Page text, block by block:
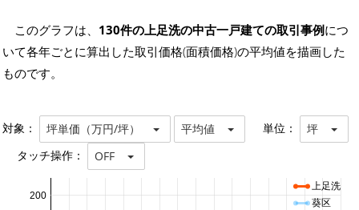
このグラフは、 130件の上足洗の中古一戸建ての取引事例につ
いて各年ごとに算出した取引価格(面積価格)の平均値を描画した
ものです。
対象： 坪単価（万円/坪） 平均値 単位： 坪
タッチ操作： OFF
200
上足洗
葵区